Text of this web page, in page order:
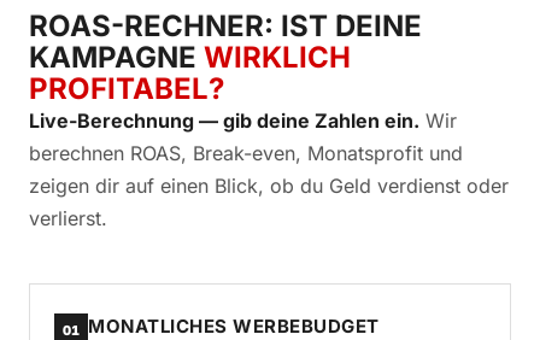
ROAS-RECHNER: IST DEINE
KAMPAGNE WIRKLICH
PROFITABEL?
Live-Berechnung — gib deine Zahlen ein. Wir
berechnen ROAS, Break-even, Monatsprofit und
zeigen dir auf einen Blick, ob du Geld verdienst oder
verlierst.
01 MONATLICHES WERBEBUDGET